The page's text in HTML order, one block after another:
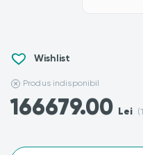
Wishlist
Produs indisponibil
166679.00 Lei